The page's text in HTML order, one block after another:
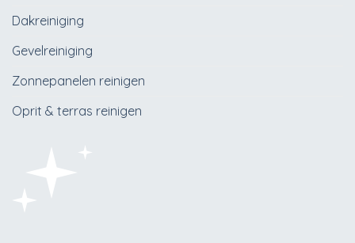
Dakreiniging
Gevelreiniging
Zonnepanelen reinigen
Oprit & terras reinigen